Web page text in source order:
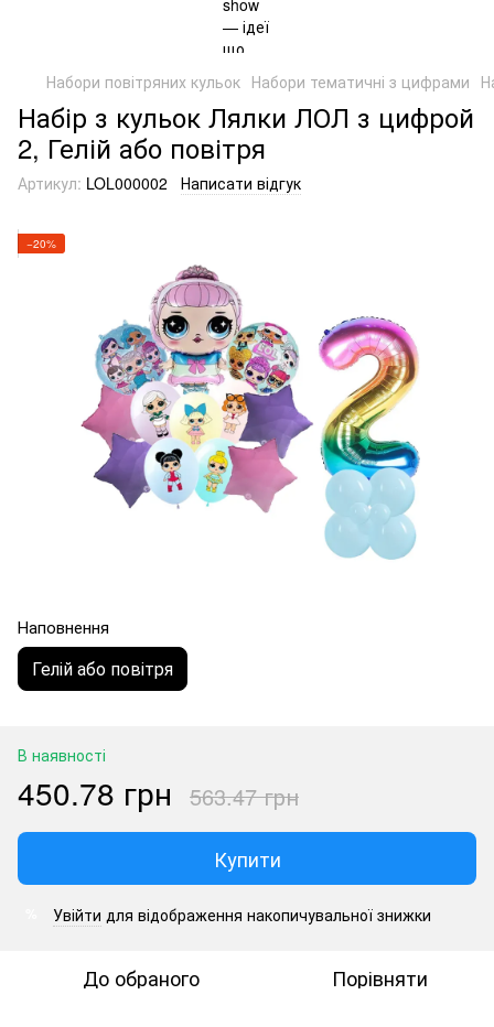
Набори повітряних кульок Набори тематичні з цифрами
Набір з кульок Лялки ЛОЛ з цифрой
2, Гелій або повітря
Артикул: LOL000002 Написати відгук
−20%
Наповнення
Гелій або повітря
В наявності
450.78 грн 563.47 грн
Купити
Увійти для відображення накопичувальної знижки
До обраного Порівняти